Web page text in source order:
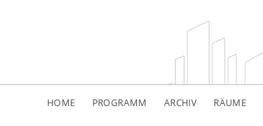
HOME PROGRAMM ARCHIV RÄUME